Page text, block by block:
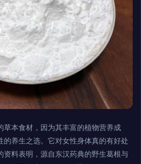
草本食材，因为其丰富的植物营养成
的养生之选。它对女性身体真的有好处
资料表明，源自东汉药典的野生葛根与